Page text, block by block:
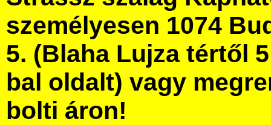
személyesen 1074
5. (Blaha Lujza tértől
bal oldalt) vagy
bolti áron!